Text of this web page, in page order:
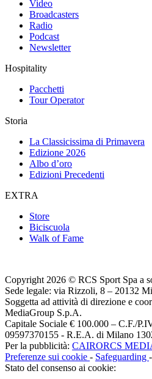
Video
Broadcasters
Radio
Podcast
Newsletter
Hospitality
Pacchetti
Tour Operator
Storia
La Classicissima di Primavera
Edizione 2026
Albo d’oro
Edizioni Precedenti
EXTRA
Store
Biciscuola
Walk of Fame
Copyright 2026 © RCS Sport Spa a
Sede legale: via Rizzoli, 8 – 20132
Soggetta ad attività di direzione e
MediaGroup S.p.A.
Capitale Sociale € 100.000 – C.F./
09597370155 - R.E.A. di Milano
Per la pubblicità: CAIRORCS
Preferenze sui cookie - Safeguarding -
Stato del consenso ai cookie: